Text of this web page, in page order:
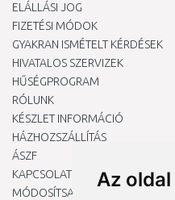
Az
ELÁLLÁSI JOG
FIZETÉSI MÓDOK
GYAKRAN ISMÉTELT KÉRDÉSEK
HIVATALOS SZERVIZEK
HŰSÉGPROGRAM
RÓLUNK
KÉSZLET INFORMÁCIÓ
HÁZHOZSZÁLLÍTÁS
ÁSZF
KAPCSOLAT
MÓDOSÍTSA A COOKIE-